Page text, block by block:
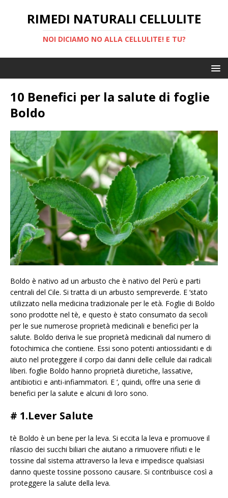
RIMEDI NATURALI CELLULITE
NOI DICIAMO NO ALLA CELLULITE! E TU?
10 Benefici per la salute di foglie
Boldo
Boldo è nativo ad un arbusto che è nativo del Perù e parti
centrali del Cile. Si tratta di un arbusto sempreverde. E ‘stato
utilizzato nella medicina tradizionale per le età. Foglie di Boldo
sono prodotte nel tè, e questo è stato consumato da secoli
per le sue numerose proprietà medicinali e benefici per la
salute. Boldo deriva le sue proprietà medicinali dal numero di
fotochimica che contiene. Essi sono potenti antiossidanti e di
aiuto nel proteggere il corpo dai danni delle cellule dai radicali
liberi. foglie Boldo hanno proprietà diuretiche, lassative,
antibiotici e anti-infiammatori. E ‘, quindi, offre una serie di
benefici per la salute e alcuni di loro sono.
# 1.Lever Salute
tè Boldo è un bene per la leva. Si eccita la leva e promuove il
rilascio dei succhi biliari che aiutano a rimuovere rifiuti e le
tossine dal sistema attraverso la leva e impedisce qualsiasi
danno queste tossine possono causare. Si contribuisce così a
proteggere la salute della leva.